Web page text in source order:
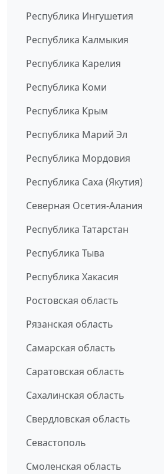
Республика Ингушетия
Республика Калмыкия
Республика Карелия
Республика Коми
Республика Крым
Республика Марий Эл
Республика Мордовия
Республика Саха (Якутия)
Северная Осетия-Алания
Республика Татарстан
Республика Тыва
Республика Хакасия
Ростовская область
Рязанская область
Самарская область
Саратовская область
Сахалинская область
Свердловская область
Севастополь
Смоленская область